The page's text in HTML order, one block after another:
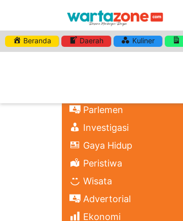
Beranda Daerah Kuliner
Parlemen
Investigasi
Gaya Hidup
Peristiwa
Wisata
Advertorial
Ekonomi